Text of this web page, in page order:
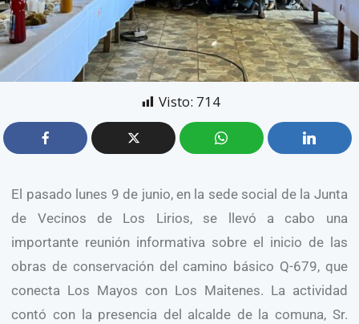
Visto: 714
El pasado lunes 9 de junio, en la sede social de la Junta
de Vecinos de Los Lirios, se llevó a cabo una
importante reunión informativa sobre el inicio de las
obras de conservación del camino básico Q-679, que
conecta Los Mayos con Los Maitenes. La actividad
contó con la presencia del alcalde de la comuna, Sr.